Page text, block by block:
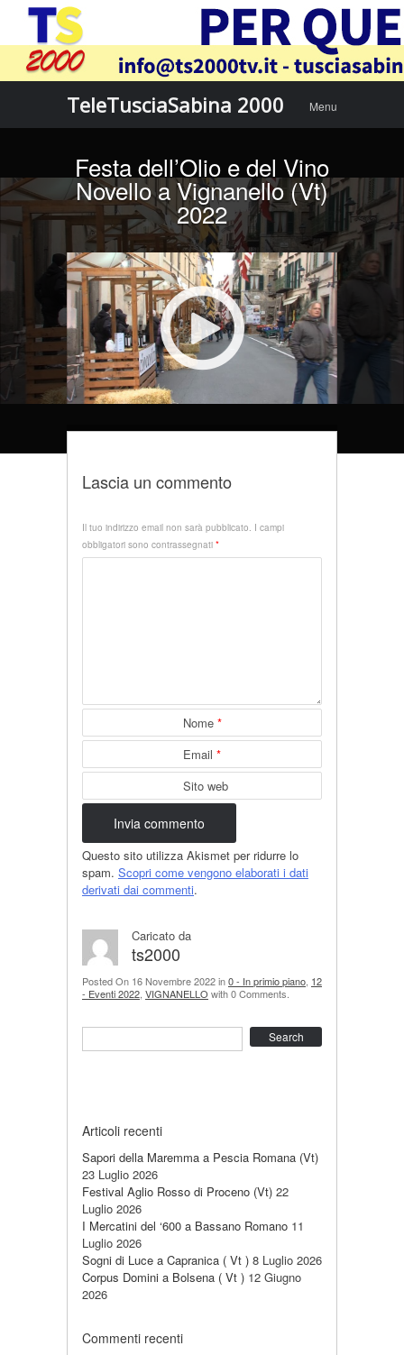
TeleTusciaSabina 2000
content
Menu
Festa dell’Olio e del Vino
Novello a Vignanello (Vt)
2022
Lascia un commento
Il tuo indirizzo email non sarà pubblicato. I campi
obbligatori sono contrassegnati *
Nome *
Email *
Sito web
Questo sito utilizza Akismet per ridurre lo
spam. Scopri come vengono elaborati i dati
derivati dai commenti.
Caricato da
ts2000
Posted On 16 Novembre 2022 in0 - In primio piano 12
- Eventi 2022 VIGNANELLO with 0 Comments.
Articoli recenti
Sapori della Maremma a Pescia Romana (Vt)
23 Luglio 2026
Festival Aglio Rosso di Proceno (Vt) 22
Luglio 2026
I Mercatini del ‘600 a Bassano Romano 11
Luglio 2026
Sogni di Luce a Capranica ( Vt ) 8 Luglio 2026
Corpus Domini a Bolsena ( Vt ) 12 Giugno
2026
Commenti recenti